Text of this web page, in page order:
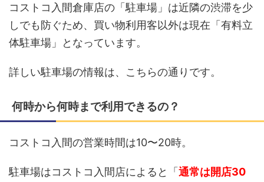
コストコ入間倉庫店の「駐車場」は近隣の渋滞を少
しでも防ぐため、買い物利用客以外は現在「有料立
体駐車場」となっています。
詳しい駐車場の情報は、こちらの通りです。
何時から何時まで利用できるの？
コストコ入間の営業時間は10〜20時。
駐車場はコストコ入間店によると「 通常は開店30